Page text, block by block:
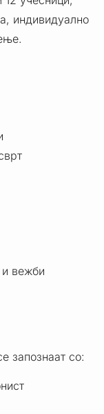
индивидуално
вежби
запознаат со: